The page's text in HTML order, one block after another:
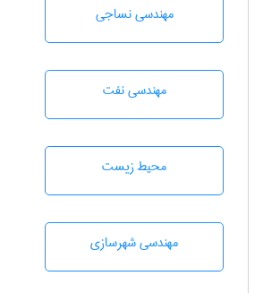
مهندسي نساجی
مهندسی نفت
محيط زيست
مهندسی شهرسازی